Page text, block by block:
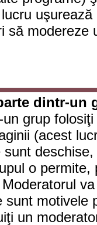
să
dintr-un
grup
(acest
sunt
o
sunt motivele
un